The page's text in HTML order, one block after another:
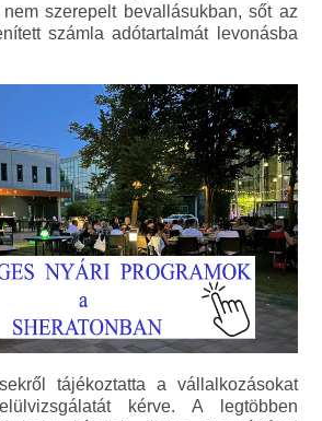
szerepelt bevallásukban, sőt az
számla adótartalmát levonásba
tájékoztatta a vállalkozásokat
kérve. A legtöbben